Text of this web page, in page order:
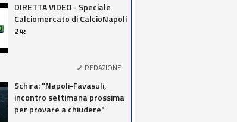
DIRETTA VIDEO - Speciale
Calciomercato di CalcioNapoli
24:
REDAZIONE
Schira: "Napoli-Favasuli,
incontro settimana prossima
per provare a chiudere"